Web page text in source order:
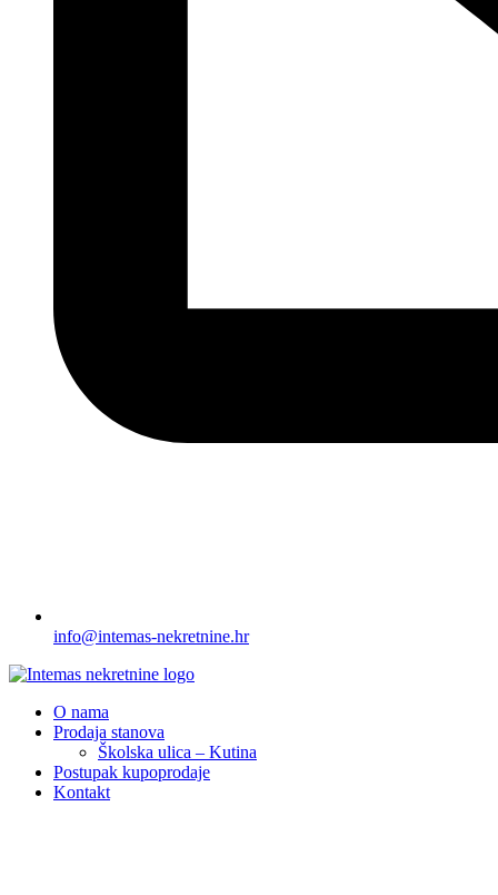
info@intemas-nekretnine.hr
O nama
Prodaja stanova
Školska ulica – Kutina
Postupak kupoprodaje
Kontakt